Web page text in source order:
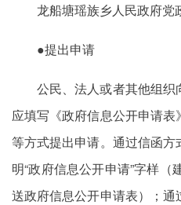
龙船塘瑶族乡人民政府党
●提出申请
公民、法人或者其他组织
应填写《政府信息公开申请
等方式提出申请。通过信函
明“政府信息公开申请”字样
送政府信息公开申请表）；